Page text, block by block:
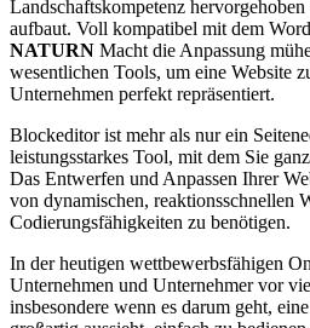
Landschaftskompetenz
aufbaut. Voll kompatibel mit dem
NATURN Macht die Anpassung
wesentlichen Tools, um eine Website
Unternehmen perfekt repräsentiert.
Blockeditor ist mehr als nur ein
leistungsstarkes Tool, mit dem Sie
Das Entwerfen und Anpassen Ihrer
von dynamischen, reaktionsschnellen
Codierungsfähigkeiten zu benötigen.
In der heutigen wettbewerbsfähigen
Unternehmen und Unternehmer vor
insbesondere wenn es darum geht,